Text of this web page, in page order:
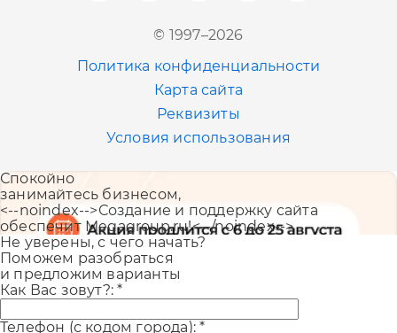
© 1997–2026
Политика конфиденциальности
Карта сайта
Реквизиты
Условия использования
+7 (383) 207-80-51
+7 (843) 202-41-47
+7 (343) 226-06-71
Спокойно
занимайтесь бизнесом,
<--noindex-->Создание и поддержку сайта
обеспечит Megagroup.ru!<--/noindex-->
Не уверены, с чего начать?
Поможем разобраться
и предложим варианты
Как Вас зовут?:*
Телефон (с кодом города):*